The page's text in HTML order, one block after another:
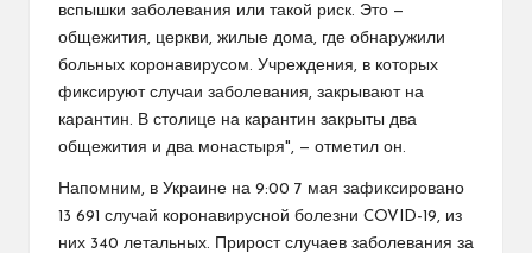
вспышки заболевания или такой риск. Это —
общежития, церкви, жилые дома, где обнаружили
больных коронавирусом. Учреждения, в которых
фиксируют случаи заболевания, закрывают на
карантин. В столице на карантин закрыты два
общежития и два монастыря", — отметил он.
Напомним, в Украине на 9:00 7 мая зафиксировано
13 691 случай коронавирусной болезни COVID-19, из
них 340 летальных. Прирост случаев заболевания за